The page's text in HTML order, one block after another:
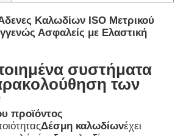
Αδενες Καλωδίων ISO Μετρικού
Ασφαλείς με Ελαστική
συστήματα
των
προϊόντος
Δέσμη καλωδίωνέχει